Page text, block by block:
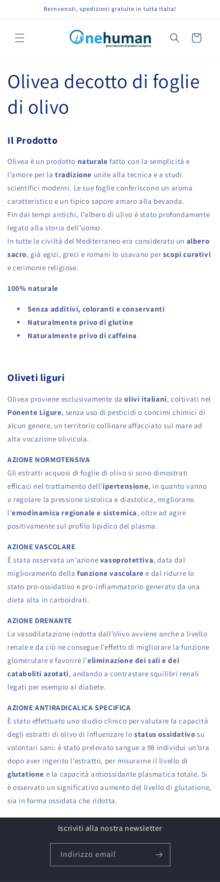
direttamenteBernvenuti, spedizioni gratuite in tutta Italia!
Carrello
Olivea decotto di foglie
di olivo
Il Prodotto
Olivea è un prodotto naturale fatto con la semplicità e
l’amore per la tradizione unite alla tecnica e a studi
scientifici moderni. Le sue foglie conferiscono un aroma
caratteristico e un tipico sapore amaro alla bevanda.
Fin dai tempi antichi, l’albero di ulivo è stato profondamente
legato alla storia dell’uomo.
In tutte le civiltà del Mediterraneo era considerato un albero
sacro, già egizi, greci e romani lo usavano per scopi curativi
e cerimonie religiose.
100% naturale
Senza additivi, coloranti e conservanti
Naturalmente privo di glutine
Naturalmente privo di caffeina
Oliveti liguri
Olivea proviene esclusivamente daolivi italiani, coltivati nel
Ponente Ligure, senza uso di pesticidi o concimi chimici di
alcun genere, un territorio collinare affacciato sul mare ad
alta vocazione olivicola.
AZIONE NORMOTENSIVA
Gli estratti acquosi di foglie di olivo si sono dimostrati
efficaci nel trattamento dell’ipertensione, in quanto vanno
a regolare la pressione sistolica e diastolica, migliorano
l’emodinamica regionale e sistemica, oltre ad agire
positivamente sul profilo lipidico del plasma.
AZIONE VASCOLARE
È stata osservata un’azione vasoprotettiva, data dal
miglioramento della funzione vascolare e dal ridurre lo
stato pro-ossidativo e pro-infiammatorio generato da una
dieta alta in carboidrati.
AZIONE DRENANTE
La vasodilatazione indotta dall’olivo avviene anche a livello
renale e da ciò ne consegue l’effetto di migliorare la funzione
glomerulare e favorire l’eliminazione dei sali e dei
cataboliti azotati, andando a contrastare squilibri renali
legati per esempio al diabete.
AZIONE ANTIRADICALICA SPECIFICA
È stato effettuato uno studio clinico per valutare la capacità
degli estratti di olivo di influenzare lostatus ossidativo su
volontari sani: è stato prelevato sangue a 98 individui un’ora
dopo aver ingerito l’estratto, per misurarne il livello di
glutatione e la capacità antiossidante plasmatica totale. Si
è osservato un significativo aumento del livello di glutatione,
sia in forma ossidata che ridotta.
Iscriviti alla nostra newsletter
Indirizzo email